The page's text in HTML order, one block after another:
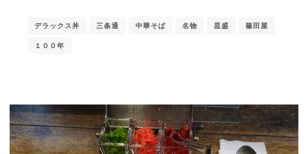
デラックス丼 三条通 中華そば 名物 皿盛 篠田屋
１００年